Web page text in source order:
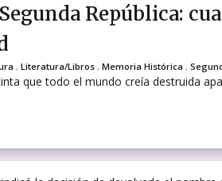
República:
, Literatura/Libros , Memoria Histórica ,
que todo el mundo creía destruida